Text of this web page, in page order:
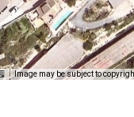
Image may be subject to